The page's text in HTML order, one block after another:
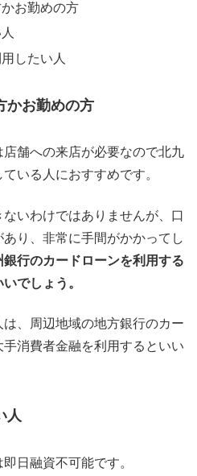
お勤めの方
したい人
かお勤めの方
舗への来店が必要なので北九
いる人におすすめです。
いわけではありませんが、口
り、非常に手間がかかってし
行のカードローンを利用する
でしょう。
、周辺地域の地方銀行のカー
手消費者金融を利用するといい
人
日融資不可能です。